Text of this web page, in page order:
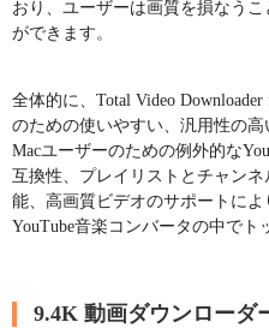
おり、ユーザーは画質を損なう
ができます。
全体的に、Total Video
のための使いやすい、汎用性の
Macユーザーのための例外的な
互換性、プレイリストとチャン
能、高画質ビデオのサポートに
YouTube音楽コンバータの中でト
9.4K 動画ダウンローダ